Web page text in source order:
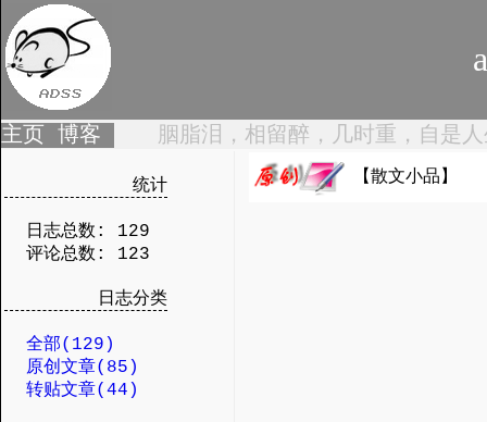
主页 博客 胭脂泪，相留醉，几时重，自是
统计
日志总数: 129
评论总数: 123
日志分类
全部(129)
原创文章(85)
转贴文章(44)
【散文小品】